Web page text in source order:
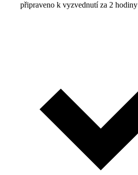
připraveno k vyzvednutí za 2 hodiny